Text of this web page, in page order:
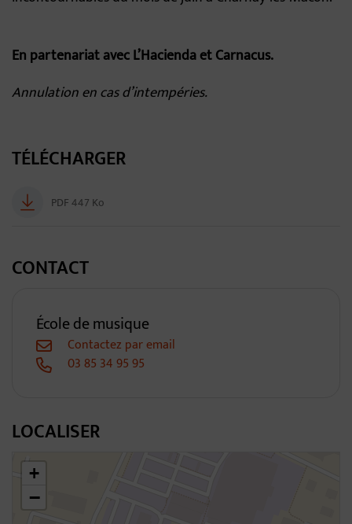
En partenariat avec L’Hacienda et Carnacus.
Annulation en cas d’intempéries.
TÉLÉCHARGER
PDF 447 Ko
CONTACT
École de musique
Contactez par email
03 85 34 95 95
LOCALISER
46.30931583940096,4.813006233021416
+
−